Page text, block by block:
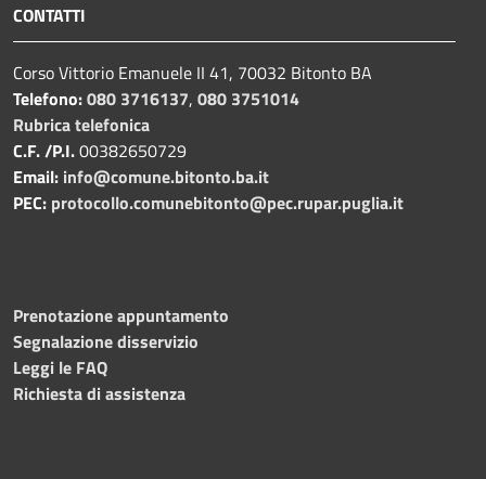
CONTATTI
Corso Vittorio Emanuele II 41, 70032 Bitonto BA
Telefono:080 3716137, 080 3751014
Rubrica telefonica
C.F. /P.I.00382650729
Email: info@comune.bitonto.ba.it
PEC: protocollo.comunebitonto@pec.rupar.puglia.it
Prenotazione appuntamento
Segnalazione disservizio
Leggi le FAQ
Richiesta di assistenza